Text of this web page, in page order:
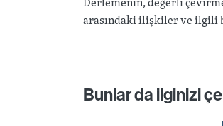
arasındaki ilişkiler ve ilgili
Bunlar da ilginizi